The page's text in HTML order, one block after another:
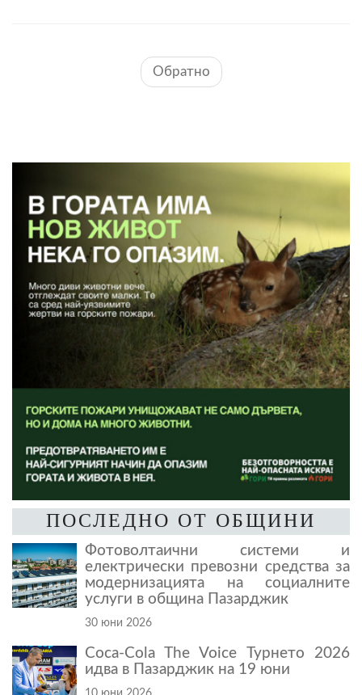
Обратно
ПОСЛЕДНО ОТ ОБЩИНИ
Фотоволтаични системи и
електрически превозни средства за
модернизацията на социалните
услуги в община Пазарджик
30 юни 2026
Coca-Cola The Voice Турнето 2026
идва в Пазарджик на 19 юни